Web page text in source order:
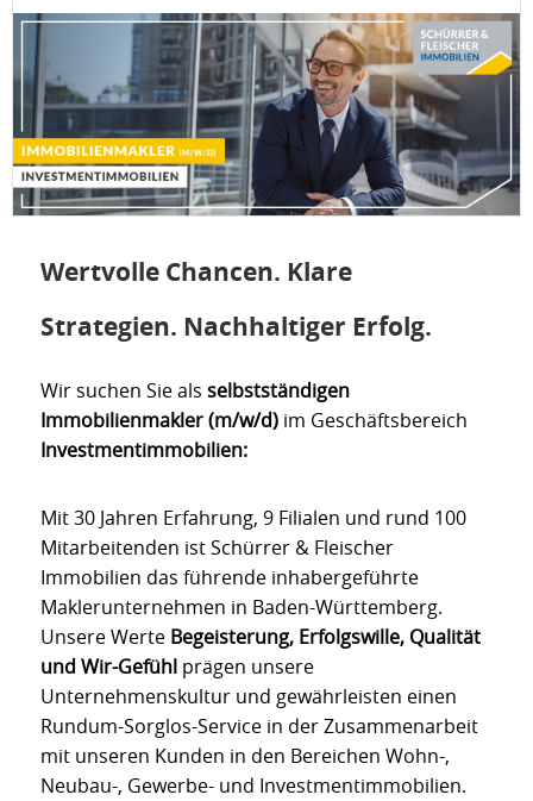
Wertvolle Chancen. Klare
Strategien. Nachhaltiger Erfolg.
Wir suchen Sie als selbstständigen
Immobilienmakler (m/w/d) im Geschäftsbereich
Investmentimmobilien:
Mit 30 Jahren Erfahrung, 9 Filialen und rund 100
Mitarbeitenden ist Schürrer & Fleischer
Immobilien das führende inhabergeführte
Maklerunternehmen in Baden-Württemberg.
Unsere Werte Begeisterung, Erfolgswille, Qualität
und Wir-Gefühl prägen unsere
Unternehmenskultur und gewährleisten einen
Rundum-Sorglos-Service in der Zusammenarbeit
mit unseren Kunden in den Bereichen Wohn-,
Neubau-, Gewerbe- und Investmentimmobilien.